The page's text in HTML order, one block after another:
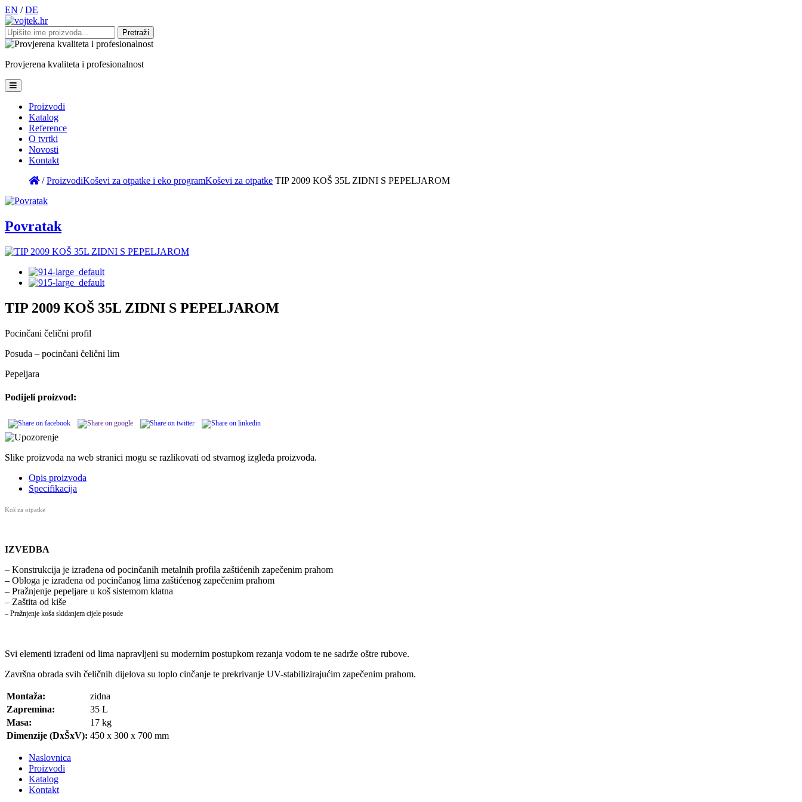
EN / DE
Pretraži:
Provjerena kvaliteta i profesionalnost
Proizvodi
Katalog
Reference
O tvrtki
Novosti
Kontakt
/ProizvodiKoševi za otpatke i eko programKoševi za otpatke TIP 2009 KOŠ 35L ZIDNI S PEPELJAROM
Povratak
TIP 2009 KOŠ 35L ZIDNI S PEPELJAROM
Pocinčani čelični profil
Posuda – pocinčani čelični lim
Pepeljara
Podijeli proizvod:
Slike proizvoda na web stranici mogu se razlikovati od stvarnog izgleda proizvoda.
Opis proizvoda
Specifikacija
Koš za otpatke
IZVEDBA
– Konstrukcija je izrađena od pocinčanih metalnih profila zaštićenih zapečenim prahom
– Obloga je izrađena od pocinčanog lima zaštićenog zapečenim prahom
– Pražnjenje pepeljare u koš sistemom klatna
– Zaštita od kiše
– Pražnjenje koša skidanjem cijele posude
Svi elementi izrađeni od lima napravljeni su modernim postupkom rezanja vodom te ne sadrže oštre rubove.
Završna obrada svih čeličnih dijelova su toplo cinčanje te prekrivanje UV-stabilizirajućim zapečenim prahom.
Montaža:
zidna
Zapremina:
35 L
Masa:
17 kg
Dimenzije (DxŠxV): 450 x 300 x 700 mm
Naslovnica
Proizvodi
Katalog
Kontakt